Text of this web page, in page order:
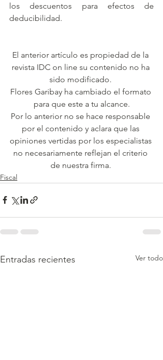
los descuentos para efectos de
deducibilidad.
El anterior artículo es propiedad de la
revista IDC on line su contenido no ha
sido modificado.
Flores Garibay ha cambiado el formato
para que este a tu alcance.
Por lo anterior no se hace responsable
por el contenido y aclara que las
opiniones vertidas por los especialistas
no necesariamente reflejan el criterio
de nuestra firma.
Fiscal
Entradas recientes Ver todo